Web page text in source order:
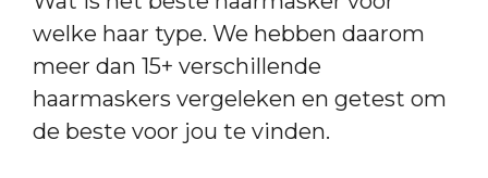
welke haar type. We hebben daarom
meer dan 15+ verschillende
haarmaskers vergeleken en getest om
de beste voor jou te vinden.